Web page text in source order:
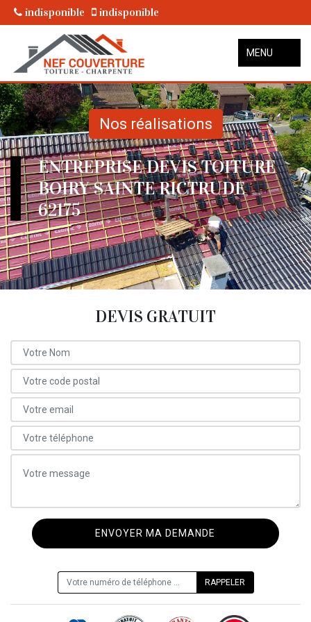
indisponible indisponible
MENU
Nos réalisations
ENTREPRISE DEVIS TOITURE
BOIRY SAINTE RICTRUDE
62175
DEVIS GRATUIT